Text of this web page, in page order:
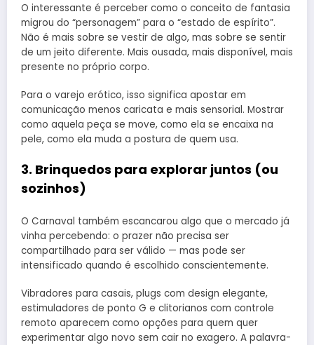
O interessante é perceber como o conceito de fantasia
migrou do “personagem” para o “estado de espírito”.
Não é mais sobre se vestir de algo, mas sobre se sentir
de um jeito diferente. Mais ousada, mais disponível, mais
presente no próprio corpo.
Para o varejo erótico, isso significa apostar em
comunicação menos caricata e mais sensorial. Mostrar
como aquela peça se move, como ela se encaixa na
pele, como ela muda a postura de quem usa.
3. Brinquedos para explorar juntos (ou
sozinhos)
O Carnaval também escancarou algo que o mercado já
vinha percebendo: o prazer não precisa ser
compartilhado para ser válido — mas pode ser
intensificado quando é escolhido conscientemente.
Vibradores para casais, plugs com design elegante,
estimuladores de ponto G e clitorianos com controle
remoto aparecem como opções para quem quer
experimentar algo novo sem cair no exagero. A palavra-